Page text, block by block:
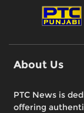
About Us
PTC News is
offering